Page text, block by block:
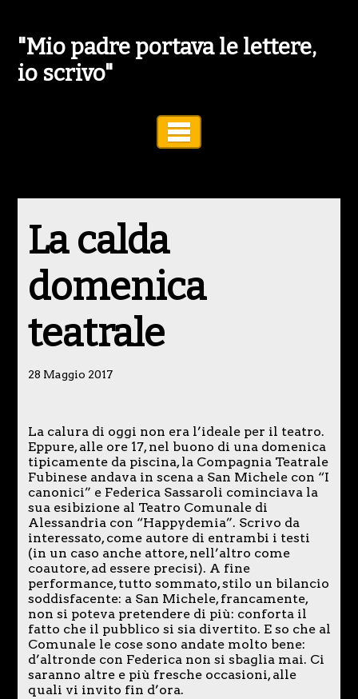
"Mio padre portava le lettere,
io scrivo"
La calda
domenica
teatrale
28 Maggio 2017
La calura di oggi non era l’ideale per il teatro.
Eppure, alle ore 17, nel buono di una domenica
tipicamente da piscina, la Compagnia Teatrale
Fubinese andava in scena a San Michele con “I
canonici” e Federica Sassaroli cominciava la
sua esibizione al Teatro Comunale di
Alessandria con “Happydemia”. Scrivo da
interessato, come autore di entrambi i testi
(in un caso anche attore, nell’altro come
coautore, ad essere precisi). A fine
performance, tutto sommato, stilo un bilancio
soddisfacente: a San Michele, francamente,
non si poteva pretendere di più: conforta il
fatto che il pubblico si sia divertito. E so che al
Comunale le cose sono andate molto bene:
d’altronde con Federica non si sbaglia mai. Ci
saranno altre e più fresche occasioni, alle
quali vi invito fin d’ora.